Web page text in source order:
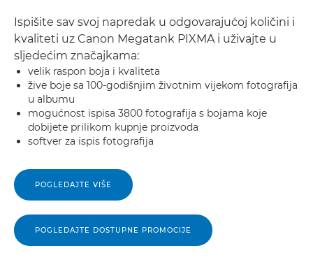
Ispišite sav svoj napredak u odgovarajućoj količini i
kvaliteti uz Canon Megatank PIXMA i uživajte u
sljedećim značajkama:
velik raspon boja i kvaliteta
žive boje sa 100-godišnjim životnim vijekom fotografija
u albumu
mogućnost ispisa 3800 fotografija s bojama koje
dobijete prilikom kupnje proizvoda
softver za ispis fotografija
POGLEDAJTE VIŠE
POGLEDAJTE DOSTUPNE PROMOCIJE